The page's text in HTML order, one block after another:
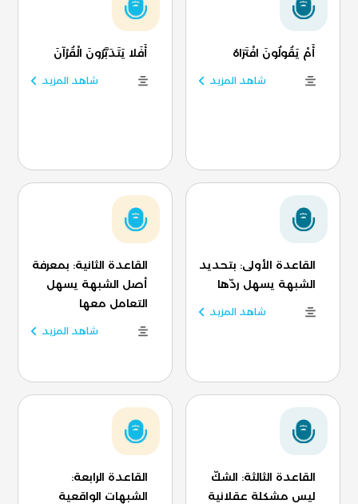
أَمْ يَقُولُونَ افْتَرَاهُ
شاهد المزيد
أَفَلا يَتَدَبَّرُونَ الْقُرْآنَ
شاهد المزيد
القاعدة الأولى: بتحديد
الشبهة يسهل ردّها
شاهد المزيد
القاعدة الثانية: بمعرفة
أصل الشبهة يسهل
التعامل معها
شاهد المزيد
القاعدة الثالثة: الشكّ
ليس مشكلة عقلانية
القاعدة الرابعة:
الشبهات الواقعية